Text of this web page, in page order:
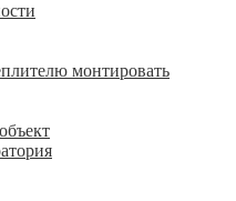
монтировать